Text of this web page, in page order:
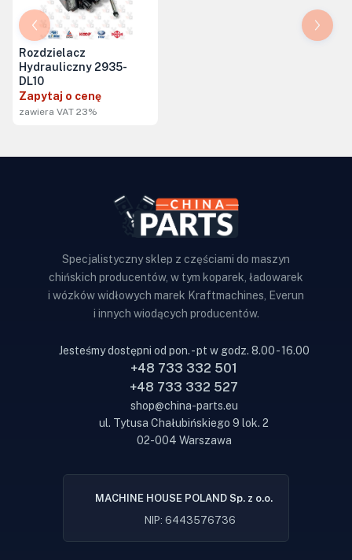
Rozdzielacz
Hydrauliczny 2935-
DL10
Zapytaj o cenę
zawiera VAT 23%
Specjalistyczny sklep z częściami do maszyn
chińskich producentów, w tym koparek, ładowarek
i wózków widłowych marek Kraftmachines, Everun
i innych wiodących producentów.
Jesteśmy dostępni od pon. - pt w godz. 8.00 - 16.00
+48 733 332 501
+48 733 332 527
shop@china-parts.eu
ul. Tytusa Chałubińskiego 9 lok. 2
02-004 Warszawa
MACHINE HOUSE POLAND Sp. z o.o.
NIP: 6443576736